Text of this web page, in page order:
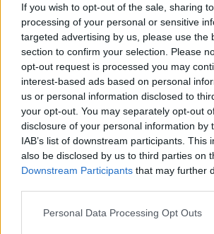
If you wish to opt-out of the sale, sharing
processing of your personal or sensitive
targeted advertising by us, please use the
section to confirm your selection. Please
opt-out request is processed you may
interest-based ads based on personal
us or personal information disclosed to
your opt-out. You may separately opt-out
disclosure of your personal information by
IAB’s list of downstream participants. This
also be disclosed by us to third parties on
Downstream Participants that may further
Please note that this website/app uses one
Personal Data Processing Opt Outs
Herta az előző évig az IndyCarban
Formula-1 lebegett célként a szeme előtt.
beszálló Cadillac lehetőséget kínált neki,
úton: tesztpilótának szerződtették, emellett
ben versenyez, mindenekelőtt a szükséges
megszerzéséért – igaz, eddig nem
eredménye az ötödik hely, a bajnoki
a 16. helyen áll.
A Cadillac amerikai versenyzőjea
hungaroringi nyitó szabadedzésre: a
Fornaroli, az Alpine-nál Paul Aron, a
Hirakawa kap lehetőséget sorban
Colapinto és Oliver Bearman helyén. A
azaz olyannak, aki maximum két